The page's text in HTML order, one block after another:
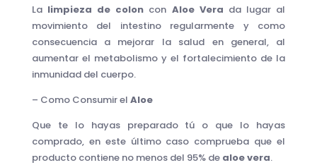
La limpieza de colon con Aloe Vera da lugar al
movimiento del intestino regularmente y como
consecuencia a mejorar la salud en general, al
aumentar el metabolismo y el fortalecimiento de la
inmunidad del cuerpo.
– Como Consumir el Aloe
Que te lo hayas preparado tú o que lo hayas
comprado, en este último caso comprueba que el
producto contiene no menos del 95% de aloe vera.